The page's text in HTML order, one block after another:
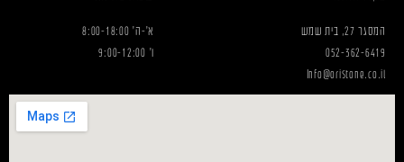
המסגר 27, בית שמש
052-362-6419
Info@oristone.co.il
א'-ה' 8:00-18:00
ו' 9:00-12:00